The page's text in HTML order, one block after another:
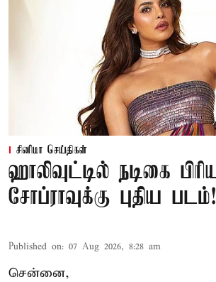
சினிமா செய்திகள்
ஹாலிவுட்டில் நடிகை
சோப்ராவுக்கு புதிய படம்!
Published on: 07 Aug 2026, 8:28 am
சென்னை,